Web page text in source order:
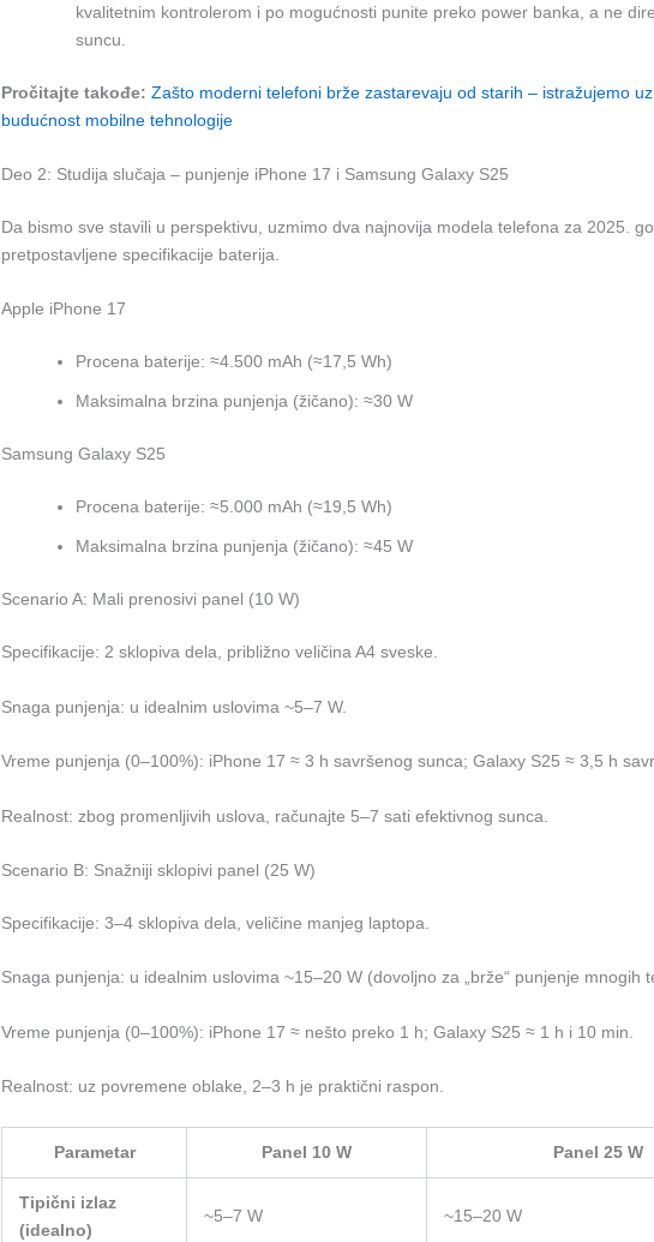
kvalitetnim kontrolerom i po mogućnosti punite preko power banka, a ne
suncu.
Pročitajte takođe: Zašto moderni telefoni brže zastarevaju od starih – istražujemo
budućnost mobilne tehnologije
Deo 2: Studija slučaja – punjenje iPhone 17 i Samsung Galaxy S25
Da bismo sve stavili u perspektivu, uzmimo dva najnovija modela telefona za 2025.
pretpostavljene specifikacije baterija.
Apple iPhone 17
Procena baterije: ≈4.500 mAh (≈17,5 Wh)
Maksimalna brzina punjenja (žičano): ≈30 W
Samsung Galaxy S25
Procena baterije: ≈5.000 mAh (≈19,5 Wh)
Maksimalna brzina punjenja (žičano): ≈45 W
Scenario A: Mali prenosivi panel (10 W)
Specifikacije: 2 sklopiva dela, približno veličina A4 sveske.
Snaga punjenja: u idealnim uslovima ~5–7 W.
Vreme punjenja (0–100%): iPhone 17 ≈ 3 h savršenog sunca; Galaxy S25 ≈ 3,5 h
Realnost: zbog promenljivih uslova, računajte 5–7 sati efektivnog sunca.
Scenario B: Snažniji sklopivi panel (25 W)
Specifikacije: 3–4 sklopiva dela, veličine manjeg laptopa.
Snaga punjenja: u idealnim uslovima ~15–20 W (dovoljno za „brže“ punjenje mnogih
Vreme punjenja (0–100%): iPhone 17 ≈ nešto preko 1 h; Galaxy S25 ≈ 1 h i 10 min.
Realnost: uz povremene oblake, 2–3 h je praktični raspon.
Parametar Panel 10 W Panel 25 W
Tipični izlaz
(idealno)
~5–7 W ~15–20 W